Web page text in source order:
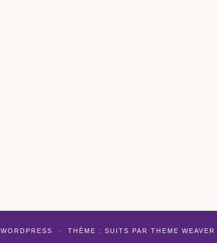
WORDPRESS · THÈME : SUITS PAR THEME WEAVER